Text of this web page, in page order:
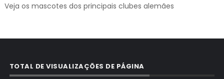
Veja os mascotes dos principais clubes alemães
TOTAL DE VISUALIZAÇÕES DE PÁGINA